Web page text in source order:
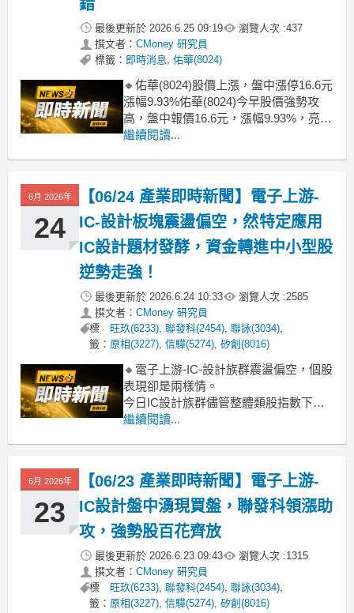
錯
最後更新於 2026.6.25 09:19 瀏覽人次 :437
撰文者： CMoney 研究員
標籤： 即時消息, 佑華(8024)
🔸佑華(8024)股價上漲，盤中漲停16.6元
漲幅9.93%佑華(8024)今早股價強勢攻
高，盤中報價16.6元，漲幅9.93%，亮燈
漲停。此次急拉主因來自近期營收連三
場對營運谷底回升的想像，同時搭配IC
設計與AI相關族群資金迴流
繼續閱讀...
6月 2026年
24
【06/24 產業即時新聞】電子上游-
IC-設計板塊震盪偏空，然特定應用
IC設計題材發酵，資金轉進中小型股
逆勢走強！
最後更新於 2026.6.24 10:33 瀏覽人次 :2585
撰文者： CMoney 研究員
標
籤：
旺玖(6233),聯發科(2454),聯詠(3034),
原相(3227),信驊(5274),矽創(8016)
🔸電子上游-IC-設計族群震盪偏空，個股
表現卻是兩樣情。
今日IC設計族群儘管整體類股指數下挫
近4%，但盤面卻呈現強弱分化的格局。
股卻逆勢崛起，通嘉、聯傑、芯鼎、普
誠、佑華等紛紛漲停，迅杰、力智、安
國也強勢表態。這股資
繼續閱讀...
6月 2026年
23
【06/23 產業即時新聞】電子上游-
IC設計盤中湧現買盤，聯發科領漲助
攻，強勢股百花齊放
最後更新於 2026.6.23 09:43 瀏覽人次 :1315
撰文者： CMoney 研究員
標
籤：
旺玖(6233),聯發科(2454),聯詠(3034),
原相(3227),信驊(5274),矽創(8016)